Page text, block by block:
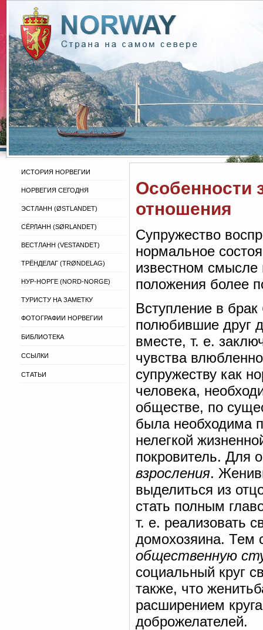
ИСТОРИЯ НОРВЕГИИ
НОРВЕГИЯ СЕГОДНЯ
ЭСТЛАНН (ØSTLANDET)
СЁРЛАНН (SØRLANDET)
ВЕСТЛАНН (VESTANDET)
ТРЁНДЕЛАГ (TRØNDELAG)
НУР-НОРГЕ (NORD-NORGE)
ТУРИСТУ НА ЗАМЕТКУ
ФОТОГРАФИИ НОРВЕГИИ
БИБЛИОТЕКА
ССЫЛКИ
СТАТЬИ
Особенности
отношения
Супружество
нормальное
известном смысле
положения более
Вступление в
полюбившие друг
вместе, т. е.
чувства
супружеству как
человека,
обществе, по
была необходима
нелегкой
покровитель. Для
взросления.
выделиться из
стать полным
т. е. реализовать
домохозяина. Тем
общественную
социальный круг
также, что
расширением
доброжелателей.